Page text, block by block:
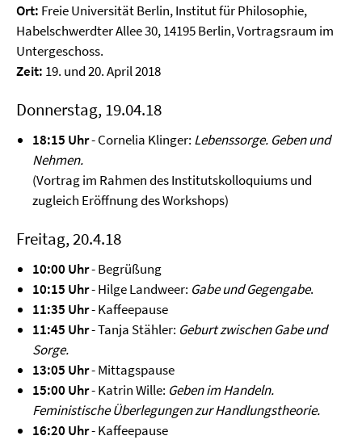
Ort: Freie Universität Berlin, Institut für Philosophie,
Habelschwerdter Allee 30, 14195 Berlin, Vortragsraum im
Untergeschoss.
Zeit: 19. und 20. April 2018
Donnerstag, 19.04.18
18:15 Uhr- Cornelia Klinger: Lebenssorge. Geben und
Nehmen.
(Vortrag im Rahmen des Institutskolloquiums und
zugleich Eröffnung des Workshops)
Freitag, 20.4.18
10:00 Uhr- Begrüßung
10:15 Uhr- Hilge Landweer: Gabe und Gegengabe.
11:35 Uhr- Kaffeepause
11:45 Uhr- Tanja Stähler: Geburt zwischen Gabe und
Sorge.
13:05 Uhr- Mittagspause
15:00 Uhr- Katrin Wille: Geben im Handeln.
Feministische Überlegungen zur Handlungstheorie.
16:20 Uhr- Kaffeepause